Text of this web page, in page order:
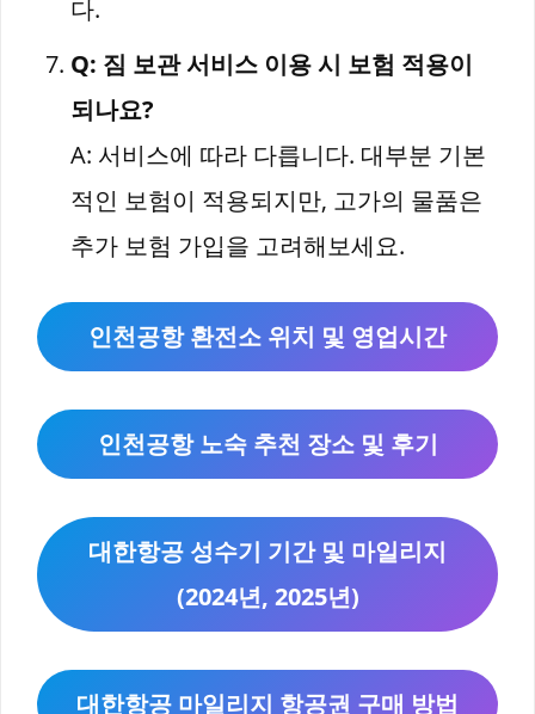
다.
Q: 짐 보관 서비스 이용 시 보험 적용이
되나요?
A: 서비스에 따라 다릅니다. 대부분 기본
적인 보험이 적용되지만, 고가의 물품은
추가 보험 가입을 고려해보세요.
인천공항 환전소 위치 및 영업시간
인천공항 노숙 추천 장소 및 후기
대한항공 성수기 기간 및 마일리지
(2024년, 2025년)
대한항공 마일리지 항공권 구매 방법